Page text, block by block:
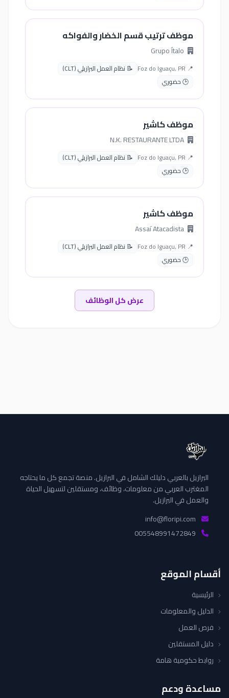
موظف ترتيب قسم الخضار والفواكه
📍 Foz do Iguaçu, PR
📝 نظام العمل البرازيلي (CLT)
🕒 حضوري
موظف كاشير
📍 Foz do Iguaçu, PR
📝 نظام العمل البرازيلي (CLT)
🕒 حضوري
موظف كاشير
📍 Foz do Iguaçu, PR
📝 نظام العمل البرازيلي (CLT)
🕒 حضوري
عرض كل الوظائف
البرازيل بالعربي دليلك الشامل في البرازيل. منصة تجمع كل ما يحتاجه
المغترب العربي من معلومات، وظائف، ومستقلين لتسهيل الحياة
والعمل في البرازيل.
أقسام الموقع
الرئيسية
الدليل والمعلومات
فرص العمل
دليل المستقلين
روابط حكومية هامة
مساعدة ودعم